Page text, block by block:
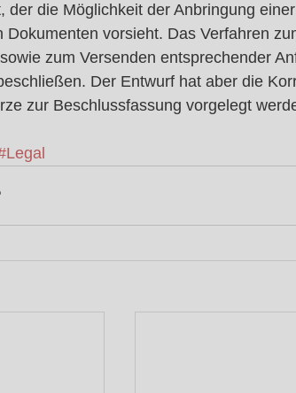
der die Möglichkeit der Anbringung
Dokumenten vorsieht. Das Verfahren
zum Versenden entsprechender
Der Entwurf hat aber die
zur Beschlussfassung vorgelegt